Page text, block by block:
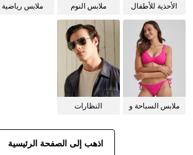
الأحذية للأطفال
ملابس النوم
ملابس رياضية
ملابس السباحة و
النظارات
اذهب إلى الصفحة الرئيسية